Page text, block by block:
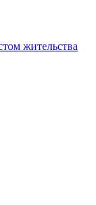
жительства